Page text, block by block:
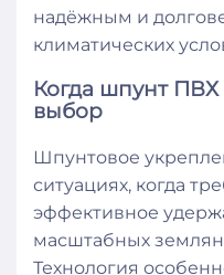
надёжным и
климатических
Когда шпунт
выбор
Шпунтовое
ситуациях, когда
эффективное
масштабных
Технология